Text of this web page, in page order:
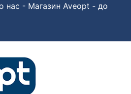
нас - Магазин Aveopt - до